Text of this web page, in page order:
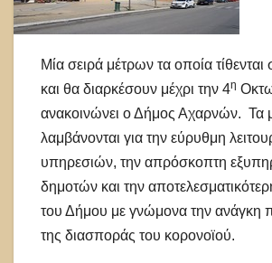
Μία σειρά μέτρων τα οποία
και θα διαρκέσουν μέχρι την 4η
ανακοινώνει ο Δήμος Αχαρνών. Τα
λαμβάνονται για την εύρυθμη
υπηρεσιών, την απρόσκοπτη
δημοτών και την
του Δήμου με γνώμονα την ανάγκη
της διασποράς του κορονοϊού.